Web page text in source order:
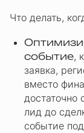
Что делать,
событие,
заявка,
вместо
достаточно
лид до
событие